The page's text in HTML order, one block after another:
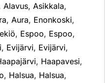
Alavus, Asikkala,
, Aura, Enonkoski,
, Espoo, Espoo,
, Evijärvi, Evijärvi,
, Haapavesi,
, Halsua, Halsua,